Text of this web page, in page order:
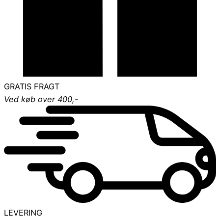
GRATIS FRAGT
Ved køb over 400,-
LEVERING